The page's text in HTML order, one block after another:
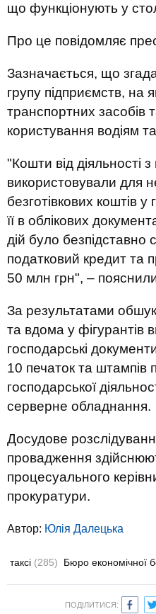
що функціонують у
Про це повідомляє
Зазначається, що
групу підприємств, на
транспортних засобів
користування водіям
"Кошти від діяльності
використовували для
безготівкових коштів
її в облікових
дій було
податковий кредит та
50 млн грн", –
За результатами
та вдома у фігурантів
господарські
10 печаток та штампів
господарської
серверне обладнання.
Досудове
провадження
процесуального
прокуратури.
Автор: Юлiя Далецька
таксі (285) Бюро економічної
ПОДІЛИТИСЯ: